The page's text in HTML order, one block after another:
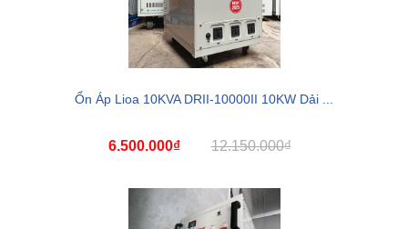
Ổn Áp Lioa 10KVA DRII-10000II 10KW Dải ...
6.500.000₫ 12.150.000₫